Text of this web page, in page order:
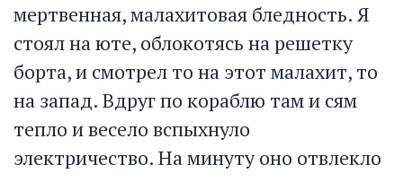
мертвенная, малахитовая бледность. Я
стоял на юте, облокотясь на решетку
борта, и смотрел то на этот малахит, то
на запад. Вдруг по кораблю там и сям
тепло и весело вспыхнуло
электричество. На минуту оно отвлекло